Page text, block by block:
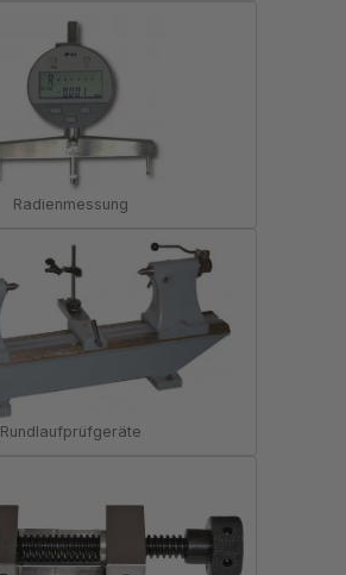
Radienmessung
Rundlaufprüfgeräte